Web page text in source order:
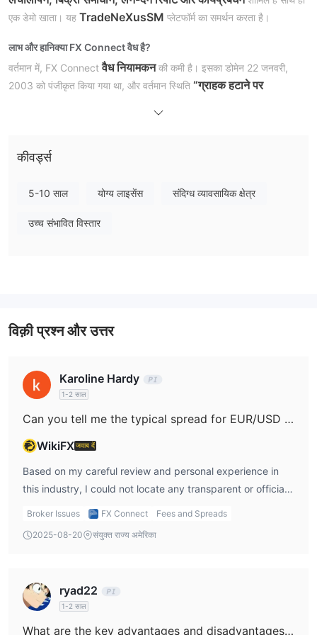
एक डेमो खाता। यह TradeNeXusSM प्लेटफॉर्म का समर्थन करता है।
लाभ और हानिक्या FX Connect वैध है?
वर्तमान में, FX Connectवैध नियामकनकी कमी है। इसका डोमेन 22 जनवरी,
2003 को पंजीकृत किया गया था, और वर्तमान स्थिति “ग्राहक हटाने पर
FX Connect सेवाएं
FX Connect निष्पादन लचीलापन, बिक्री समाधान, लेन-देन रिपोर्ट और कार्यप्रबंधन
कीवर्ड्स
5-10 साल योग्य लाइसेंस संदिग्ध व्यावसायिक क्षेत्र
उच्च संभावित विस्तार
विक़ी प्रश्न और उत्तर
Karoline Hardy
1-2 साल
Can you tell me the typical spread for EUR/USD when using a standard account on FX Connect?
WikiFXजवाब दें
Based on my careful review and personal experience in
this industry, I could not locate any transparent or official
data regarding the typical spread for EUR/USD with a
raises some caution: reputable brokers usually make this
decisions. What stands out to me is that FX Connect
currently operates without any valid regulatory oversight.
This lack of regulation means there is no trustworthy third
Broker Issues FX Connect
Fees and Spreads
2025-08-20
संयुक्त राज्य अमेरिका
ryad22
1-2 साल
What are the key advantages and disadvantages of using FX Connect for trading?